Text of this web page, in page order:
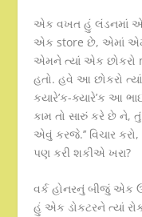
એક વખત હું લંડનમાં એક
એક store છે, એમાં
એમને ત્યાં એક છોકરો
હતો. હવે આ છોકરો
કયારે’ક-ક્યારે’ક આ
કામ તો સારું કરે છે ને,
એવું કરજે.’’ વિચાર
પણ કરી શકીએ ખરા?
વર્ક હોનરનું બીજું એક
હું એક ડોકટરને ત્યાં